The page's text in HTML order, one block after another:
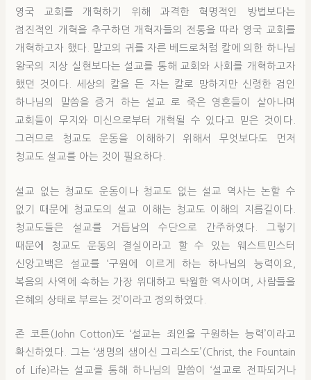
영국 교회를 개혁하기 위해 과격한 혁명적인 방법보다는
점진적인 개혁을 추구하던 개혁자들의 전통을 따라 영국 교회를
개혁하고자 했다. 말고의 귀를 자른 베드로처럼 칼에 의한 하나님
왕국의 지상 실현보다는 설교를 통해 교회와 사회를 개혁하고자
했던 것이다. 세상의 칼을 든 자는 칼로 망하지만 신령한 검인
하나님의 말씀을 증거 하는 설교 로 죽은 영혼들이 살아나며
교회들이 무지와 미신으로부터 개혁될 수 있다고 믿은 것이다.
그러므로 청교도 운동을 이해하기 위해서 무엇보다도 먼저
청교도 설교를 아는 것이 필요하다.
설교 없는 청교도 운동이나 청교도 없는 설교 역사는 논할 수
없기 때문에 청교도의 설교 이해는 청교도 이해의 지름길이다.
청교도들은 설교를 거듭남의 수단으로 간주하였다. 그렇기
때문에 청교도 운동의 결실이라고 할 수 있는 웨스트민스터
신앙고백은 설교를 ‘구원에 이르게 하는 하나님의 능력이요,
복음의 사역에 속하는 가장 위대하고 탁월한 역사이며, 사람들을
은혜의 상태로 부르는 것’이라고 정의하였다.
존 코튼(John Cotton)도 ‘설교는 죄인을 구원하는 능력’이라고
확신하였다. 그는 ‘생명의 샘이신 그리스도’(Christ, the Fountain
of Life)라는 설교를 통해 하나님의 말씀이 ‘설교로 전파되거나